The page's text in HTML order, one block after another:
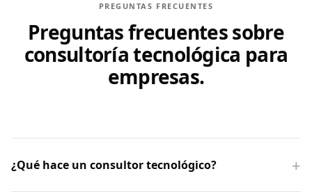
PREGUNTAS FRECUENTES
Preguntas frecuentes sobre
consultoría tecnológica para
empresas.
¿Qué hace un consultor tecnológico?